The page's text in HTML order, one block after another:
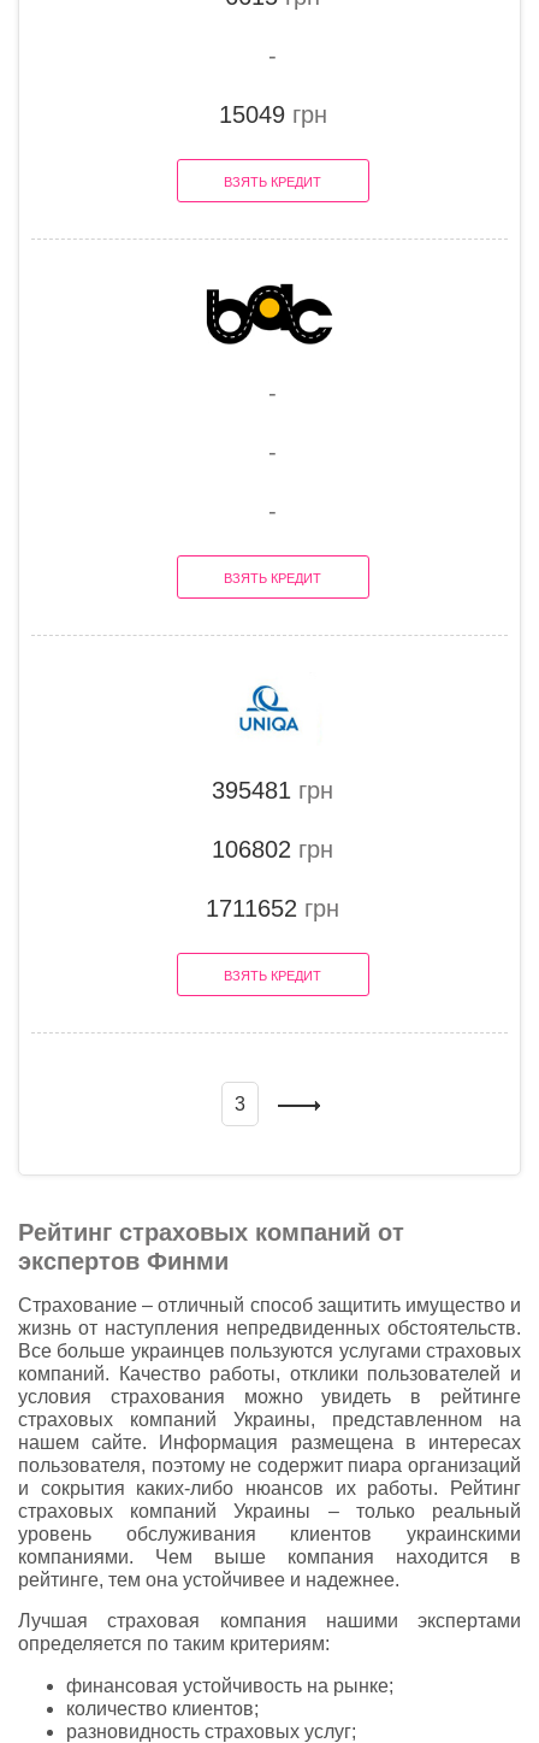
-
15049грн
ВЗЯТЬ КРЕДИТ
-
-
-
ВЗЯТЬ КРЕДИТ
395481 грн
106802 грн
1711652 грн
ВЗЯТЬ КРЕДИТ
3
Рейтинг страховых компаний от
экспертов Финми
Страхование – отличный способ защитить имущество и
жизнь от наступления непредвиденных обстоятельств.
Все больше украинцев пользуются услугами страховых
компаний. Качество работы, отклики пользователей и
условия страхования можно увидеть в рейтинге
страховых компаний Украины, представленном на
нашем сайте. Информация размещена в интересах
пользователя, поэтому не содержит пиара организаций
и сокрытия каких-либо нюансов их работы. Рейтинг
страховых компаний Украины – только реальный
уровень обслуживания клиентов украинскими
компаниями. Чем выше компания находится в
рейтинге, тем она устойчивее и надежнее.
Лучшая страховая компания нашими экспертами
определяется по таким критериям:
финансовая устойчивость на рынке;
количество клиентов;
разновидность страховых услуг;